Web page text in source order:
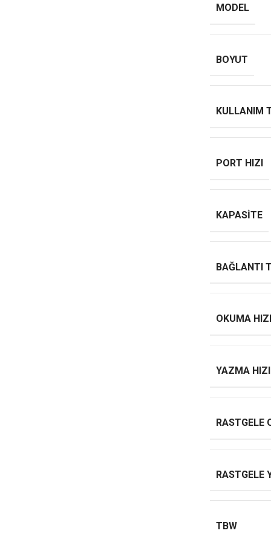
MODEL
BOYUT
KULLANIM
PORT HIZI
KAPASITE
BAĞLANTI
OKUMA HIZI
YAZMA HIZI
RASTGELE
RASTGELE
TBW